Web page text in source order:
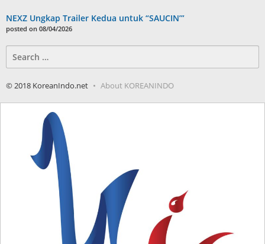
NEXZ Ungkap Trailer Kedua untuk “SAUCIN’”
posted on 08/04/2026
for:
© 2018 KoreanIndo.net About KOREANINDO